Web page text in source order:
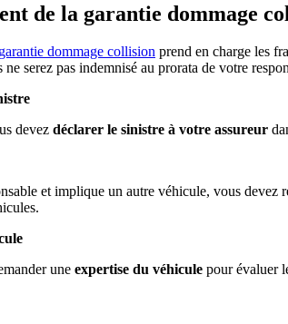
de la garantie dommage
garantie dommage collision prend en charge les
serez pas indemnisé au prorata de votre
devez déclarer le sinistre à votre assureur
et implique un autre véhicule, vous devez
une expertise du véhicule pour évaluer